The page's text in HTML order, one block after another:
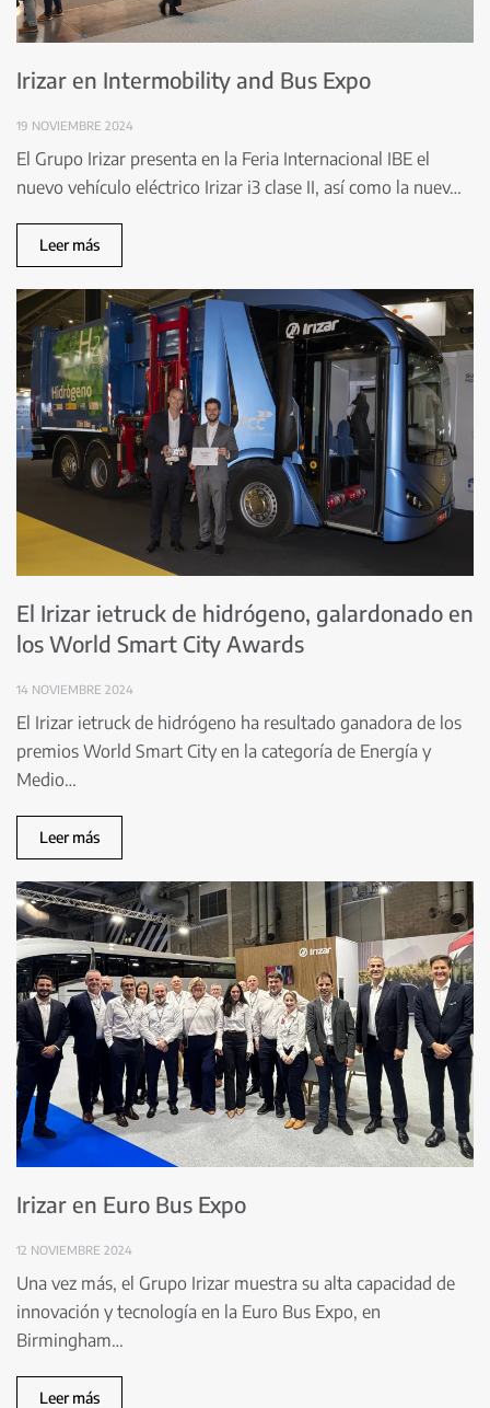
Irizar en Intermobility and Bus Expo
19 NOVIEMBRE 2024
El Grupo Irizar presenta en la Feria Internacional IBE el
nuevo vehículo eléctrico Irizar i3 clase II, así como la nuev…
Leer más
El Irizar ietruck de hidrógeno, galardonado en
los World Smart City Awards
14 NOVIEMBRE 2024
El Irizar ietruck de hidrógeno ha resultado ganadora de los
premios World Smart City en la categoría de Energía y
Medio…
Leer más
Irizar en Euro Bus Expo
12 NOVIEMBRE 2024
Una vez más, el Grupo Irizar muestra su alta capacidad de
innovación y tecnología en la Euro Bus Expo, en
Birmingham…
Leer más